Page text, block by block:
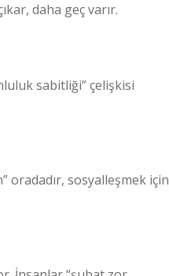
daha geç varır.
sabitliği” çelişkisi
oradadır, sosyalleşmek için